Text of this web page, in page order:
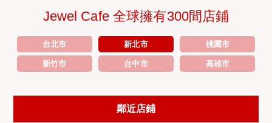
Jewel Cafe 全球擁有300間店鋪
台北市 新北市 桃園市
新竹市 台中市 高雄市
鄰近店鋪